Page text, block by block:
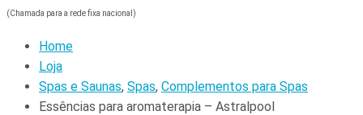
(Chamada para a rede fixa nacional)
Home
Loja
Spas e Saunas, Spas, Complementos para Spas
Essências para aromaterapia – Astralpool